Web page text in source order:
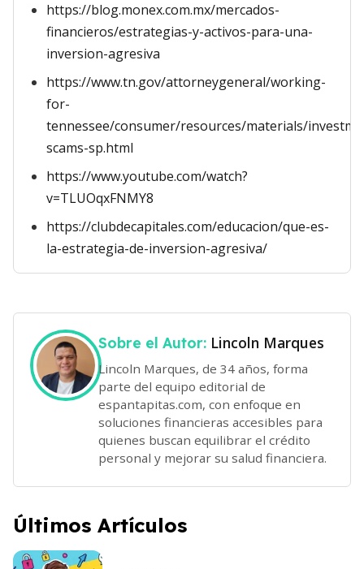
https://blog.monex.com.mx/mercados-
financieros/estrategias-y-activos-para-una-
inversion-agresiva
https://www.tn.gov/attorneygeneral/working-
for-
tennessee/consumer/resources/materials/
scams-sp.html
https://www.youtube.com/watch?
v=TLUOqxFNMY8
https://clubdecapitales.com/educacion/que-es-
la-estrategia-de-inversion-agresiva/
Sobre el Autor: Lincoln Marques
Lincoln Marques, de 34 años, forma
parte del equipo editorial de
espantapitas.com, con enfoque en
soluciones financieras accesibles para
quienes buscan equilibrar el crédito
personal y mejorar su salud financiera.
Últimos Artículos